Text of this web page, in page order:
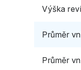
Výška
Průměr
Průměr